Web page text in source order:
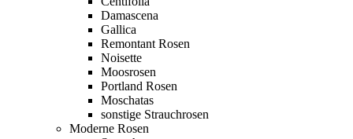
Damascena
Gallica
Remontant Rosen
Noisette
Moosrosen
Portland Rosen
Moschatas
sonstige Strauchrosen
Moderne Rosen